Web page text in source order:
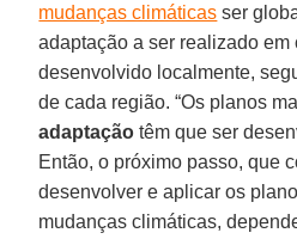
mudanças climáticas ser
adaptação a ser realizado em
desenvolvido localmente,
de cada região. “Os planos
adaptação têm que ser
Então, o próximo passo, que
desenvolver e aplicar os
mudanças climáticas,